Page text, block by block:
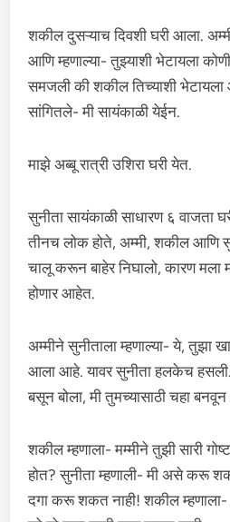
शकील दुसऱ्याच दिवशी घरी आला.
आणि म्हणाल्या- तुझ्याशी भेटायला
समजली की शकील तिच्याशी
सांगितले- मी सायंकाळी येईन.
माझे अब्बू रात्री उशिरा घरी येत.
सुनीता सायंकाळी साधारण ६ वाजता
तीनच लोक होते, अम्मी, शकील आणि
चालू करून बाहेर निघालो, कारण मला
होणार आहेत.
अम्मीने सुनीताला म्हणाल्या- ये, तुझा
आला आहे. यावर सुनीता हलकेच हसली.
बसून बोला, मी तुमच्यासाठी चहा
शकील म्हणाला- मम्मीने तुझी सारी
होत? सुनीता म्हणाली- मी असे करू
दगा करू शकत नाही! शकील म्हणाला-